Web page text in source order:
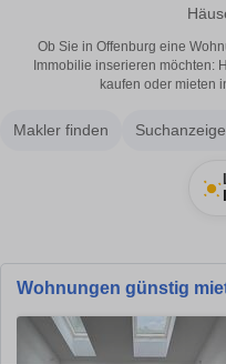
Ob Sie in Offenburg eine
Immobilie inserieren möchten:
kaufen oder mieten
Makler finden
Wohnungen günstig